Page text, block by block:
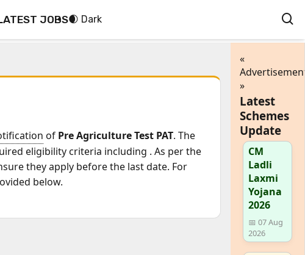
JOBS🌒 Dark
of Pre Agriculture Test PAT. The
eligibility criteria including . As per the
they apply before the last date. For
below.
«
»
Latest
Schemes
Update
CM
Ladli
Laxmi
Yojana
2026
📅 07 Aug
2026